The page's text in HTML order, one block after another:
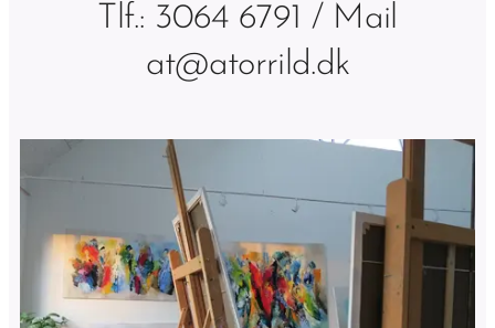
Tlf.: 3064 6791 / Mail
at@atorrild.dk